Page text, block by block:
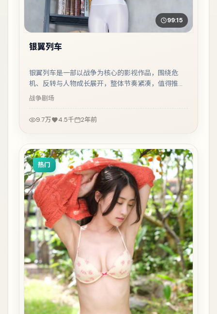
99:15
银翼列车
银翼列车是一部以战争为核心的影视作品，围绕危
机、反转与人物成长展开，整体节奏紧凑，值得推荐
观看。
战争剧场
9.7万 4.5千 2年前
热门